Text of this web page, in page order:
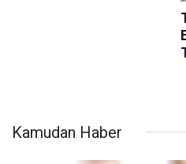
Kamudan Haber